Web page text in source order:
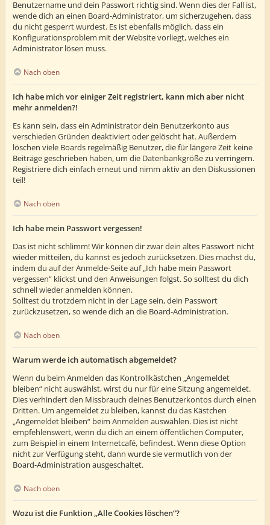
Benutzername und dein Passwort richtig sind. Wenn dies der Fall ist,
wende dich an einen Board-Administrator, um sicherzugehen, dass
du nicht gesperrt wurdest. Es ist ebenfalls möglich, dass ein
Konfigurationsproblem mit der Website vorliegt, welches ein
Administrator lösen muss.
Nach oben
Ich habe mich vor einiger Zeit registriert, kann mich aber nicht
mehr anmelden?!
Es kann sein, dass ein Administrator dein Benutzerkonto aus
verschieden Gründen deaktiviert oder gelöscht hat. Außerdem
löschen viele Boards regelmäßig Benutzer, die für längere Zeit keine
Beiträge geschrieben haben, um die Datenbankgröße zu verringern.
Registriere dich einfach erneut und nimm aktiv an den Diskussionen
teil!
Nach oben
Ich habe mein Passwort vergessen!
Das ist nicht schlimm! Wir können dir zwar dein altes Passwort nicht
wieder mitteilen, du kannst es jedoch zurücksetzen. Dies machst du,
indem du auf der Anmelde-Seite auf „Ich habe mein Passwort
vergessen“ klickst und den Anweisungen folgst. So solltest du dich
schnell wieder anmelden können.
Solltest du trotzdem nicht in der Lage sein, dein Passwort
zurückzusetzen, so wende dich an die Board-Administration.
Nach oben
Warum werde ich automatisch abgemeldet?
Wenn du beim Anmelden das Kontrollkästchen „Angemeldet
bleiben“ nicht auswählst, wirst du nur für eine Sitzung angemeldet.
Dies verhindert den Missbrauch deines Benutzerkontos durch einen
Dritten. Um angemeldet zu bleiben, kannst du das Kästchen
„Angemeldet bleiben“ beim Anmelden auswählen. Dies ist nicht
empfehlenswert, wenn du dich an einem öffentlichen Computer,
zum Beispiel in einem Internetcafé, befindest. Wenn diese Option
nicht zur Verfügung steht, dann wurde sie vermutlich von der
Board-Administration ausgeschaltet.
Nach oben
Wozu ist die Funktion „Alle Cookies löschen“?